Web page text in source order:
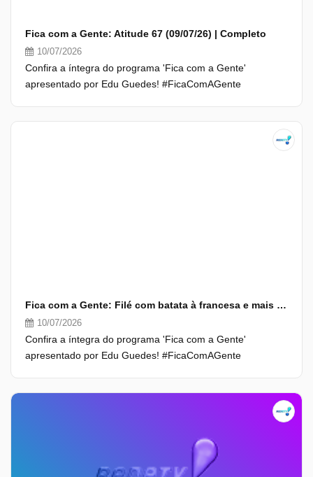
Fica com a Gente: Atitude 67 (09/07/26) | Completo
10/07/2026
Confira a íntegra do programa 'Fica com a Gente'
apresentado por Edu Guedes! #FicaComAGente
Fica com a Gente: Filé com batata à francesa e mais (10/07/26) | Completo
10/07/2026
Confira a íntegra do programa 'Fica com a Gente'
apresentado por Edu Guedes! #FicaComAGente